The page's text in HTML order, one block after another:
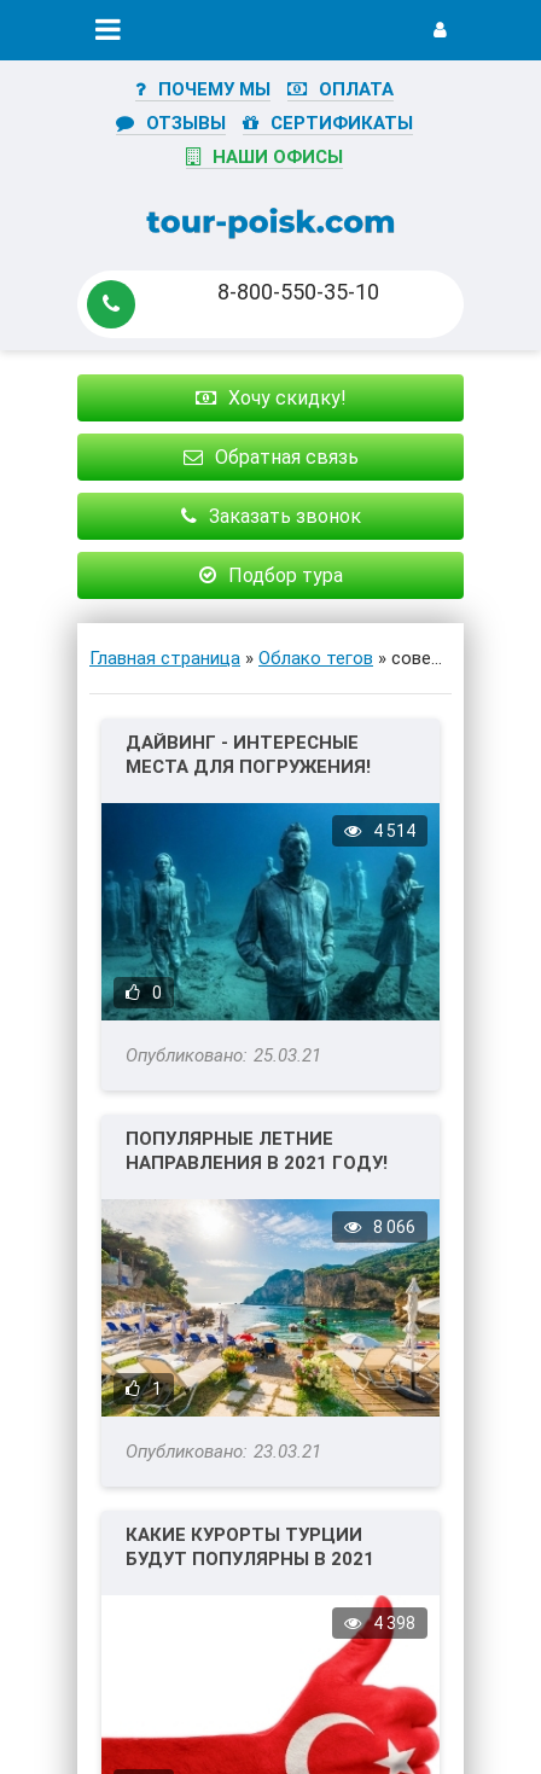
ПОЧЕМУ МЫ
ОПЛАТА
ОТЗЫВЫ
СЕРТИФИКАТЫ
НАШИ ОФИСЫ
8-800-550-35-10
Хочу скидку!
Обратная связь
Заказать звонок
Подбор тура
Главная страница » Облако тегов » советы
ДАЙВИНГ - ИНТЕРЕСНЫЕ
МЕСТА ДЛЯ ПОГРУЖЕНИЯ!
0
4 514
25.03.21
ПОПУЛЯРНЫЕ ЛЕТНИЕ
НАПРАВЛЕНИЯ В 2021 ГОДУ!
1
8 066
23.03.21
КАКИЕ КУРОРТЫ ТУРЦИИ
БУДУТ ПОПУЛЯРНЫ В 2021
4 398